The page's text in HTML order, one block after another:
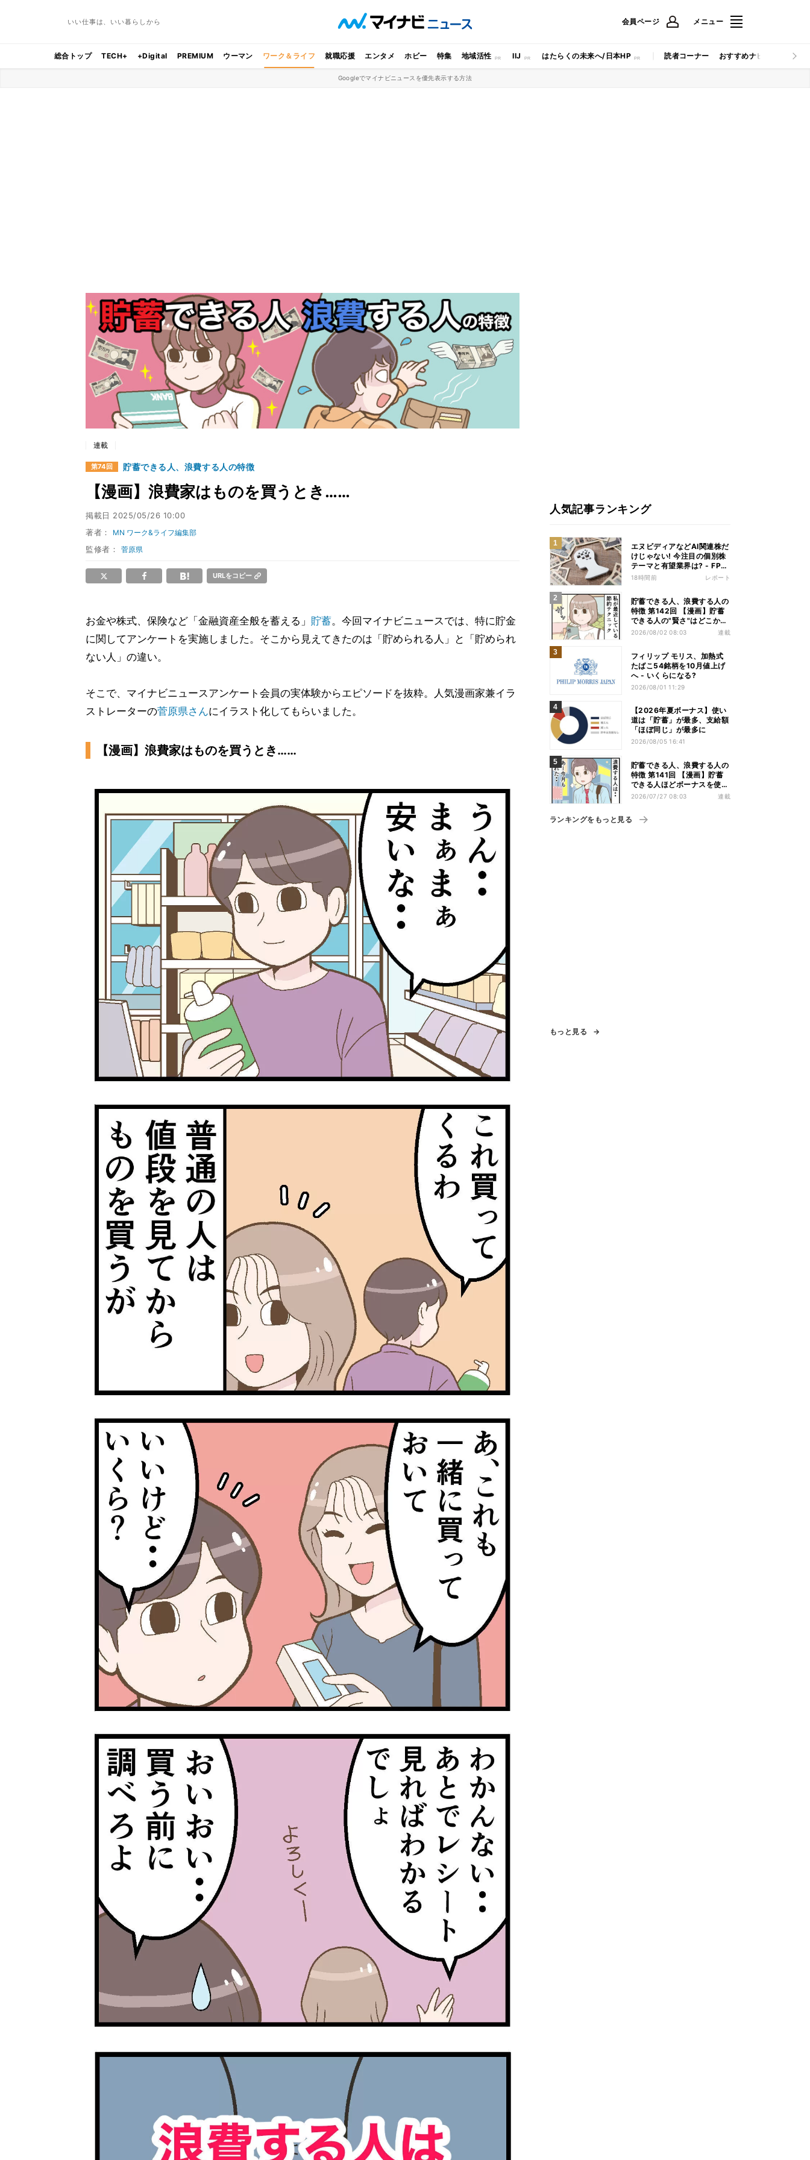
いい仕事は、いい暮らしから 会員ページ メニュー
総合トップ TECH+ +Digital PREMIUM ウーマン ワーク＆ライフ 就職応援 エンタメ ホビー 特集 地域活性 IIJ はたらくの未来へ/日本HP 読者コーナー おすすめナビ マイナビ
Googleでマイナビニュースを優先表示する方法
連載
第74回 貯蓄できる人、浪費する人の特徴
【漫画】浪費家はものを買うとき……
掲載日 2025/05/26 10:00
著者： MN ワーク&ライフ編集部
監修者： 菅原県
URLをコピー
お金や株式、保険など「金融資産全般を蓄える」 貯蓄。今回マイナビニュースでは、特に貯金
に関してアンケートを実施しました。そこから見えてきたのは「貯められる人」と「貯められ
ない人」の違い。
そこで、マイナビニュースアンケート会員の実体験からエピソードを抜粋。人気漫画家兼イラ
ストレーターの菅原県さんにイラスト化してもらいました。
【漫画】浪費家はものを買うとき……
人気記事ランキング
エヌビディアなどAI関連株だ
けじゃない! 今注目の個別株
テーマと有望業界は? - FP解
説
18時間前 レポート
貯蓄できる人、浪費する人の
特徴 第142回 【漫画】貯蓄
できる人の"賢さ"はどこか
ら? スーパーでの意外な習慣
2026/08/02 08:03 連載
フィリップ モリス、加熱式
たばこ54銘柄を10月値上げ
へ - いくらになる?
2026/08/01 11:29
【2026年夏ボーナス】使い
道は「貯蓄」が最多、支給額
「ほぼ同じ」が最多に
2026/08/05 16:41
貯蓄できる人、浪費する人の
特徴 第141回 【漫画】貯蓄
できる人ほどボーナスを使
う!? その差は"買う目的"にあ
2026/07/27 08:03 連載
ランキングをもっと見る
もっと見る